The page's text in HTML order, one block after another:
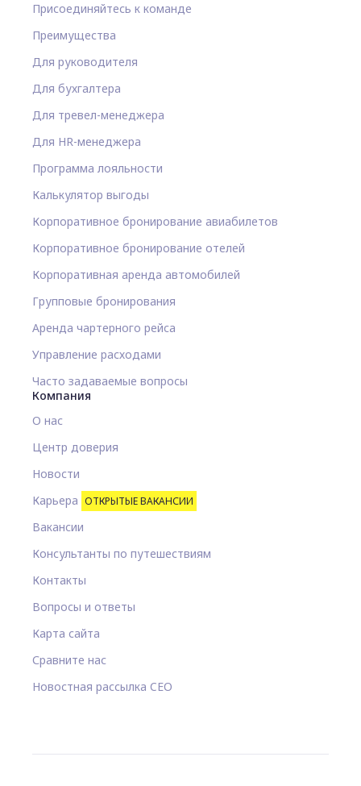
Присоединяйтесь к команде
Преимущества
Для руководителя
Для бухгалтера
Для тревел-менеджера
Для HR-менеджера
Программа лояльности
Калькулятор выгоды
Корпоративное бронирование авиабилетов
Корпоративное бронирование отелей
Корпоративная аренда автомобилей
Групповые бронирования
Аренда чартерного рейса
Управление расходами
Часто задаваемые вопросы
Компания
О нас
Центр доверия
Новости
Карьера ОТКРЫТЫЕ ВАКАНСИИ
Вакансии
Консультанты по путешествиям
Контакты
Вопросы и ответы
Карта сайта
Сравните нас
Новостная рассылка CEO